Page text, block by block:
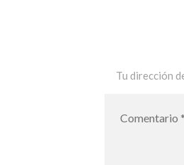
Tu dirección